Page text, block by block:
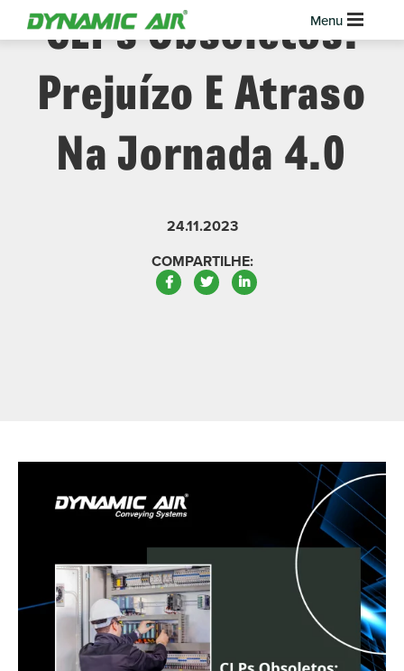
CLPs Obsoletos:
Prejuízo E Atraso
Na Jornada 4.0
24.11.2023
COMPARTILHE:
Facebook
TwitterLinkedIn